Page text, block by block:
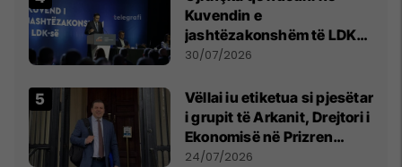
Kuvendin e
jashtëzakonshëm të LDK-
së
30/07/2026
Vëllai iu etiketua si pjesëtar
i grupit të Arkanit, Drejtori i
Ekonomisë në Prizren
mohon pretendimet
24/07/2026